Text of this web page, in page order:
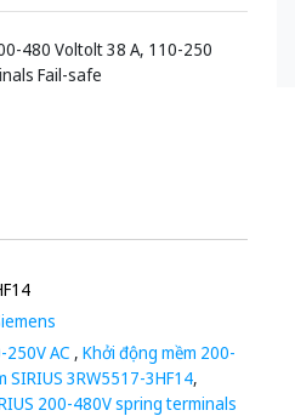
480 Voltolt 38 A, 110-250
Fail-safe
AC , Khởi động mềm 200-
SIRIUS 3RW5517-3HF14,
200-480V spring terminals